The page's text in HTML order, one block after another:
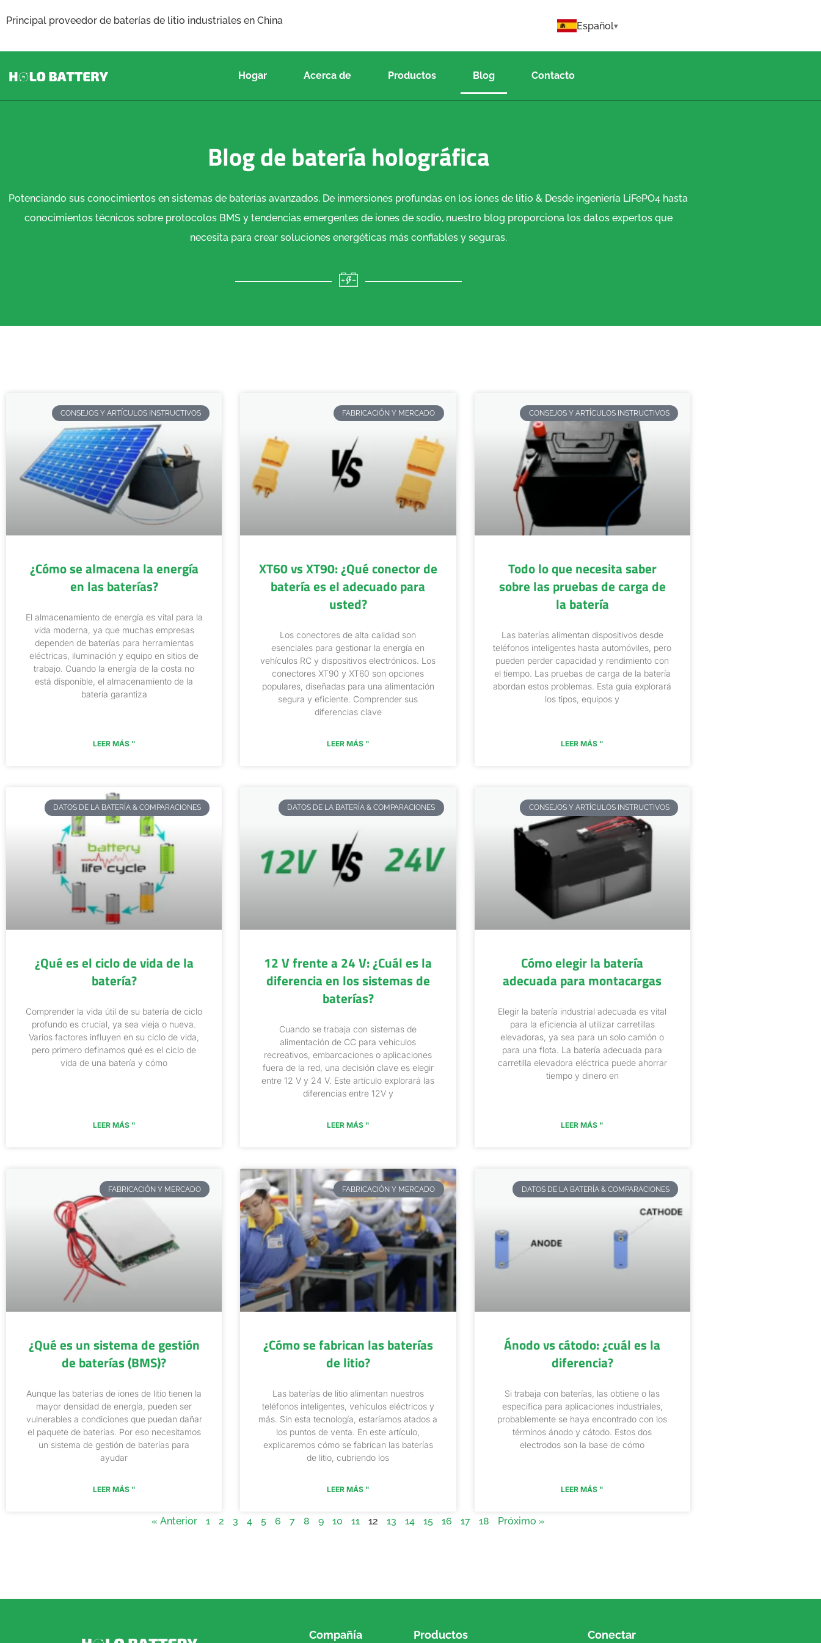
Principal proveedor de baterías de litio industriales en China Español
Hogar Acerca de Productos Blog Contacto
Blog de batería holográfica
Potenciando sus conocimientos en sistemas de baterías avanzados. De inmersiones profundas en los iones de litio & Desde ingeniería LiFePO4 hasta
conocimientos técnicos sobre protocolos BMS y tendencias emergentes de iones de sodio, nuestro blog proporciona los datos expertos que
necesita para crear soluciones energéticas más confiables y seguras.
CONSEJOS Y ARTÍCULOS INSTRUCTIVOS
¿Cómo se almacena la energía
en las baterías?
El almacenamiento de energía es vital para la
vida moderna, ya que muchas empresas
dependen de baterías para herramientas
eléctricas, iluminación y equipo en sitios de
trabajo. Cuando la energía de la costa no
está disponible, el almacenamiento de la
batería garantiza
LEER MÁS "
FABRICACIÓN Y MERCADO
XT60 vs XT90: ¿Qué conector de
batería es el adecuado para
usted?
Los conectores de alta calidad son
esenciales para gestionar la energía en
vehículos RC y dispositivos electrónicos. Los
conectores XT90 y XT60 son opciones
populares, diseñadas para una alimentación
segura y eficiente. Comprender sus
diferencias clave
LEER MÁS "
CONSEJOS Y ARTÍCULOS INSTRUCTIVOS
Todo lo que necesita saber
sobre las pruebas de carga de
la batería
Las baterías alimentan dispositivos desde
teléfonos inteligentes hasta automóviles, pero
pueden perder capacidad y rendimiento con
el tiempo. Las pruebas de carga de la batería
abordan estos problemas. Esta guía explorará
los tipos, equipos y
LEER MÁS "
DATOS DE LA BATERÍA & COMPARACIONES
¿Qué es el ciclo de vida de la
batería?
Comprender la vida útil de su batería de ciclo
profundo es crucial, ya sea vieja o nueva.
Varios factores influyen en su ciclo de vida,
pero primero definamos qué es el ciclo de
vida de una batería y cómo
LEER MÁS "
DATOS DE LA BATERÍA & COMPARACIONES
12 V frente a 24 V: ¿Cuál es la
diferencia en los sistemas de
baterías?
Cuando se trabaja con sistemas de
alimentación de CC para vehículos
recreativos, embarcaciones o aplicaciones
fuera de la red, una decisión clave es elegir
entre 12 V y 24 V. Este artículo explorará las
diferencias entre 12V y
LEER MÁS "
CONSEJOS Y ARTÍCULOS INSTRUCTIVOS
Cómo elegir la batería
adecuada para montacargas
Elegir la batería industrial adecuada es vital
para la eficiencia al utilizar carretillas
elevadoras, ya sea para un solo camión o
para una flota. La batería adecuada para
carretilla elevadora eléctrica puede ahorrar
tiempo y dinero en
LEER MÁS "
FABRICACIÓN Y MERCADO
¿Qué es un sistema de gestión
de baterías (BMS)?
Aunque las baterías de iones de litio tienen la
mayor densidad de energía, pueden ser
vulnerables a condiciones que puedan dañar
el paquete de baterías. Por eso necesitamos
un sistema de gestión de baterías para
ayudar
LEER MÁS "
FABRICACIÓN Y MERCADO
¿Cómo se fabrican las baterías
de litio?
Las baterías de litio alimentan nuestros
teléfonos inteligentes, vehículos eléctricos y
más. Sin esta tecnología, estaríamos atados a
los puntos de venta. En este artículo,
explicaremos cómo se fabrican las baterías
de litio, cubriendo los
LEER MÁS "
DATOS DE LA BATERÍA & COMPARACIONES
Ánodo vs cátodo: ¿cuál es la
diferencia?
Si trabaja con baterías, las obtiene o las
especifica para aplicaciones industriales,
probablemente se haya encontrado con los
términos ánodo y cátodo. Estos dos
electrodos son la base de cómo
LEER MÁS "
« Anterior 1 2 3 4 5 6 7 8 9 10 11 12 13 14 15 16 17 18 Próximo »
Compañía Productos Conectar